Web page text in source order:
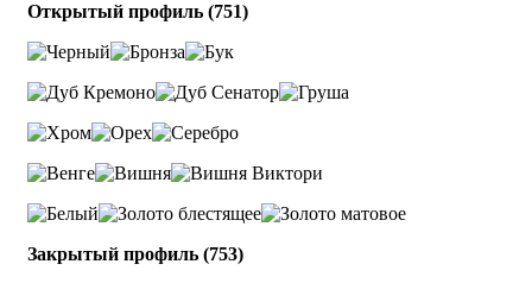
Открытый профиль (751)
Закрытый профиль (753)